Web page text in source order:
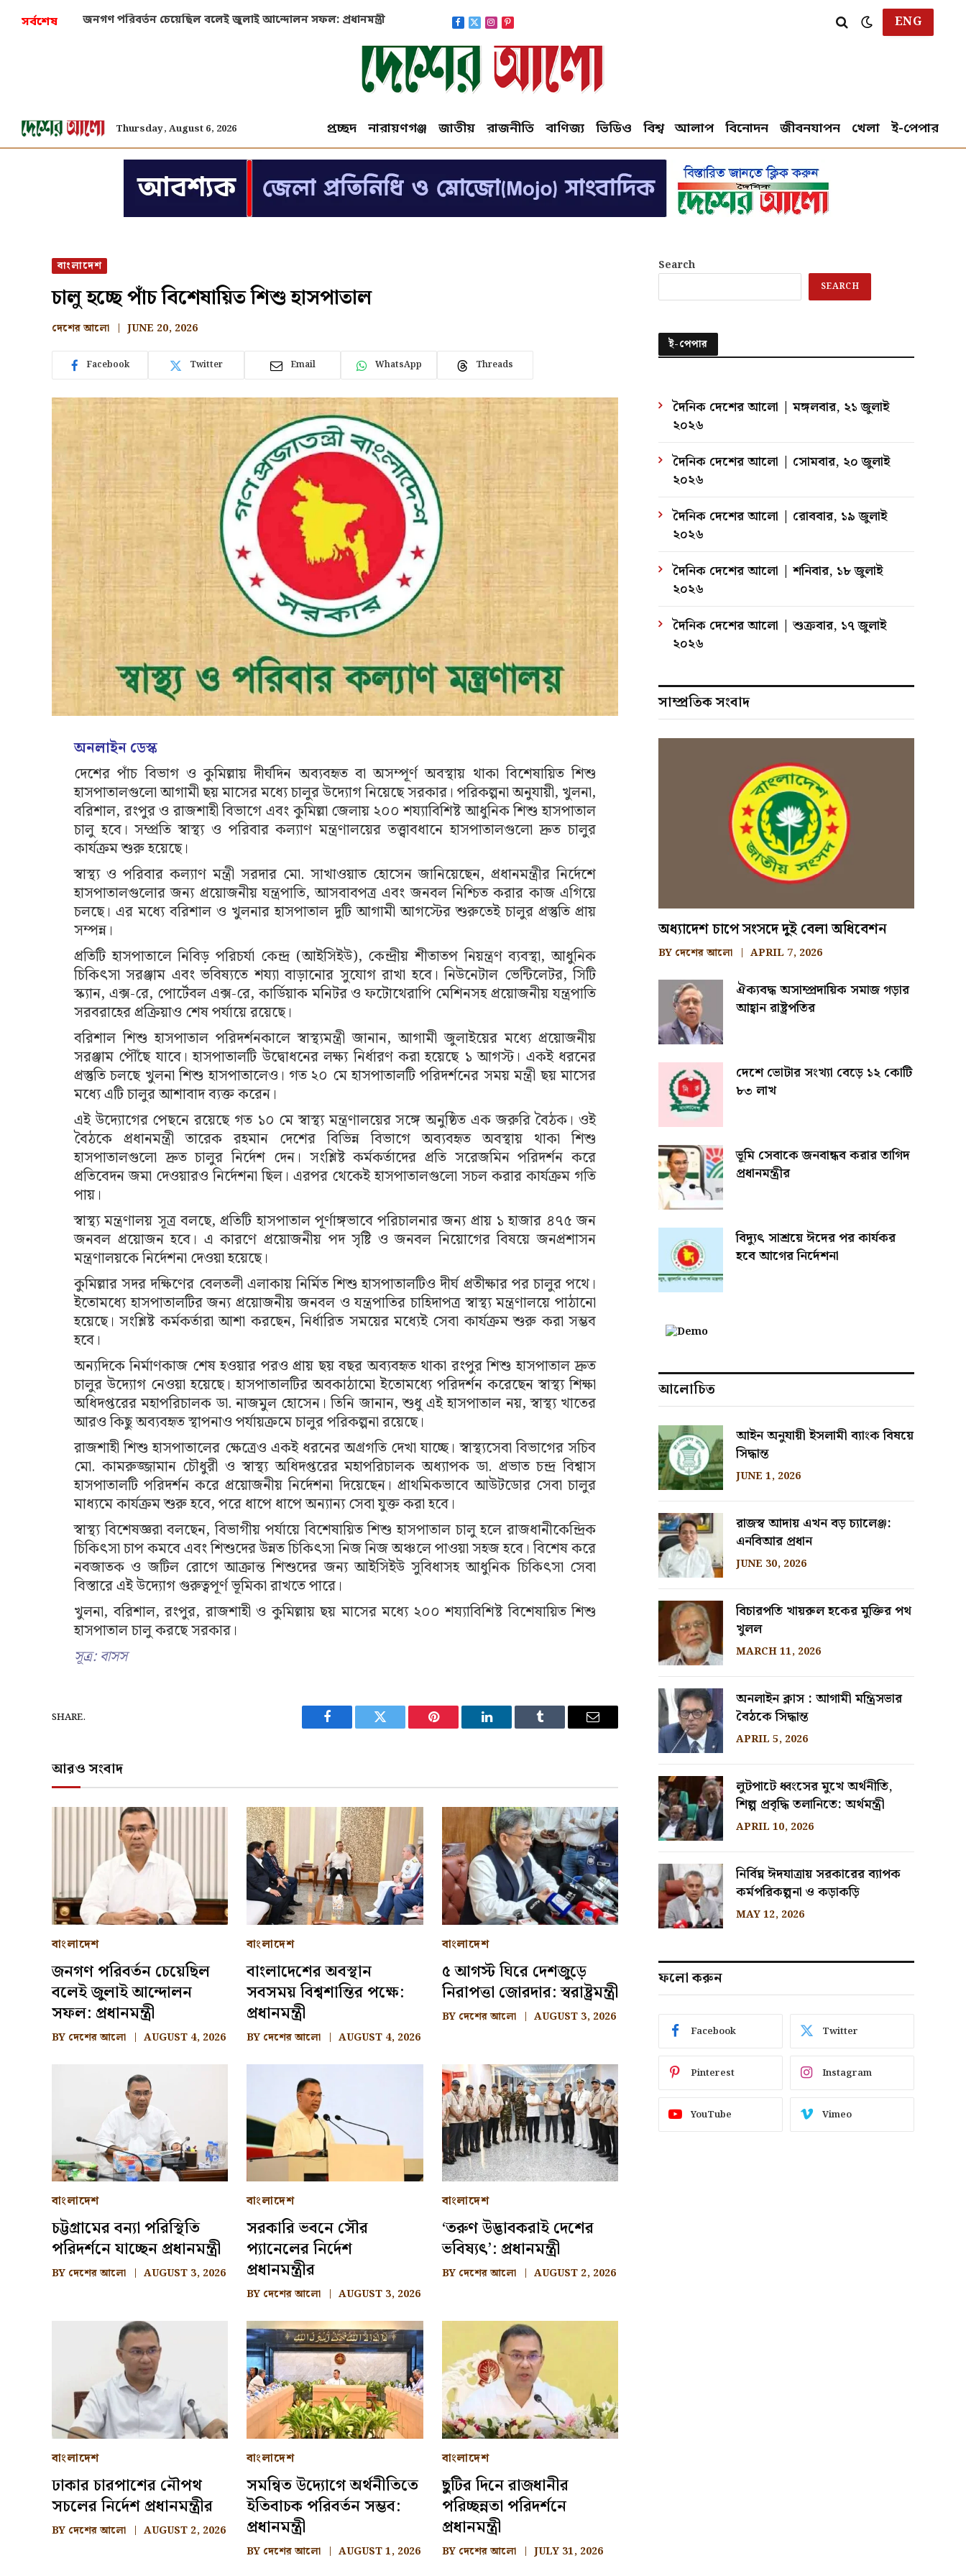
সর্বশেষ জনগণ পরিবর্তন চেয়েছিল বলেই জুলাই আন্দোলন সফল: প্রধানমন্ত্রী
Facebook
X
(Twitter)
Instagram
Pinterest ENG
Thursday, August 6, 2026 প্রচ্ছদ নারায়ণগঞ্জ জাতীয় রাজনীতি বাণিজ্য ভিডিও বিশ্ব আলাপ বিনোদন জীবনযাপন খেলা ই-পেপার
বাংলাদেশ
চালু হচ্ছে পাঁচ বিশেষায়িত শিশু হাসপাতাল
দেশের আলো JUNE 20, 2026
Facebook Twitter Email WhatsApp Threads
অনলাইন ডেস্ক
দেশের পাঁচ বিভাগ ও কুমিল্লায় দীর্ঘদিন অব্যবহৃত বা অসম্পূর্ণ অবস্থায় থাকা বিশেষায়িত শিশু
হাসপাতালগুলো আগামী ছয় মাসের মধ্যে চালুর উদ্যোগ নিয়েছে সরকার। পরিকল্পনা অনুযায়ী, খুলনা,
বরিশাল, রংপুর ও রাজশাহী বিভাগে এবং কুমিল্লা জেলায় ২০০ শয্যাবিশিষ্ট আধুনিক শিশু হাসপাতাল
চালু হবে। সম্প্রতি স্বাস্থ্য ও পরিবার কল্যাণ মন্ত্রণালয়ের তত্ত্বাবধানে হাসপাতালগুলো দ্রুত চালুর
কার্যক্রম শুরু হয়েছে।
স্বাস্থ্য ও পরিবার কল্যাণ মন্ত্রী সরদার মো. সাখাওয়াত হোসেন জানিয়েছেন, প্রধানমন্ত্রীর নির্দেশে
হাসপাতালগুলোর জন্য প্রয়োজনীয় যন্ত্রপাতি, আসবাবপত্র এবং জনবল নিশ্চিত করার কাজ এগিয়ে
চলছে। এর মধ্যে বরিশাল ও খুলনার হাসপাতাল দুটি আগামী আগস্টের শুরুতেই চালুর প্রস্তুতি প্রায়
সম্পন্ন।
প্রতিটি হাসপাতালে নিবিড় পরিচর্যা কেন্দ্র (আইসিইউ), কেন্দ্রীয় শীতাতপ নিয়ন্ত্রণ ব্যবস্থা, আধুনিক
চিকিৎসা সরঞ্জাম এবং ভবিষ্যতে শয্যা বাড়ানোর সুযোগ রাখা হবে। নিউনেটাল ভেন্টিলেটর, সিটি
স্ক্যান, এক্স-রে, পোর্টেবল এক্স-রে, কার্ডিয়াক মনিটর ও ফটোথেরাপি মেশিনসহ প্রয়োজনীয় যন্ত্রপাতি
সরবরাহের প্রক্রিয়াও শেষ পর্যায়ে রয়েছে।
বরিশাল শিশু হাসপাতাল পরিদর্শনকালে স্বাস্থ্যমন্ত্রী জানান, আগামী জুলাইয়ের মধ্যে প্রয়োজনীয়
সরঞ্জাম পৌঁছে যাবে। হাসপাতালটি উদ্বোধনের লক্ষ্য নির্ধারণ করা হয়েছে ১ আগস্ট। একই ধরনের
প্রস্তুতি চলছে খুলনা শিশু হাসপাতালেও। গত ২০ মে হাসপাতালটি পরিদর্শনের সময় মন্ত্রী ছয় মাসের
মধ্যে এটি চালুর আশাবাদ ব্যক্ত করেন।
এই উদ্যোগের পেছনে রয়েছে গত ১০ মে স্বাস্থ্য মন্ত্রণালয়ের সঙ্গে অনুষ্ঠিত এক জরুরি বৈঠক। ওই
বৈঠকে প্রধানমন্ত্রী তারেক রহমান দেশের বিভিন্ন বিভাগে অব্যবহৃত অবস্থায় থাকা শিশু
হাসপাতালগুলো দ্রুত চালুর নির্দেশ দেন। সংশ্লিষ্ট কর্মকর্তাদের প্রতি সরেজমিন পরিদর্শন করে
প্রতিবেদন জমা দেওয়ারও নির্দেশনা ছিল। এরপর থেকেই হাসপাতালগুলো সচল করার কার্যক্রম গতি
পায়।
স্বাস্থ্য মন্ত্রণালয় সূত্র বলছে, প্রতিটি হাসপাতাল পূর্ণাঙ্গভাবে পরিচালনার জন্য প্রায় ১ হাজার ৪৭৫ জন
জনবল প্রয়োজন হবে। এ কারণে প্রয়োজনীয় পদ সৃষ্টি ও জনবল নিয়োগের বিষয়ে জনপ্রশাসন
মন্ত্রণালয়কে নির্দেশনা দেওয়া হয়েছে।
কুমিল্লার সদর দক্ষিণের বেলতলী এলাকায় নির্মিত শিশু হাসপাতালটিও দীর্ঘ প্রতীক্ষার পর চালুর পথে।
ইতোমধ্যে হাসপাতালটির জন্য প্রয়োজনীয় জনবল ও যন্ত্রপাতির চাহিদাপত্র স্বাস্থ্য মন্ত্রণালয়ে পাঠানো
হয়েছে। সংশ্লিষ্ট কর্মকর্তারা আশা করছেন, নির্ধারিত সময়ের মধ্যেই সেবা কার্যক্রম শুরু করা সম্ভব
হবে।
অন্যদিকে নির্মাণকাজ শেষ হওয়ার পরও প্রায় ছয় বছর অব্যবহৃত থাকা রংপুর শিশু হাসপাতাল দ্রুত
চালুর উদ্যোগ নেওয়া হয়েছে। হাসপাতালটির অবকাঠামো ইতোমধ্যে পরিদর্শন করেছেন স্বাস্থ্য শিক্ষা
অধিদপ্তরের মহাপরিচালক ডা. নাজমুল হোসেন। তিনি জানান, শুধু এই হাসপাতাল নয়, স্বাস্থ্য খাতের
আরও কিছু অব্যবহৃত স্থাপনাও পর্যায়ক্রমে চালুর পরিকল্পনা রয়েছে।
রাজশাহী শিশু হাসপাতালের ক্ষেত্রেও একই ধরনের অগ্রগতি দেখা যাচ্ছে। স্বাস্থ্যসেবা বিভাগের সচিব
মো. কামরুজ্জামান চৌধুরী ও স্বাস্থ্য অধিদপ্তরের মহাপরিচালক অধ্যাপক ডা. প্রভাত চন্দ্র বিশ্বাস
হাসপাতালটি পরিদর্শন করে প্রয়োজনীয় নির্দেশনা দিয়েছেন। প্রাথমিকভাবে আউটডোর সেবা চালুর
মাধ্যমে কার্যক্রম শুরু হবে, পরে ধাপে ধাপে অন্যান্য সেবা যুক্ত করা হবে।
স্বাস্থ্য বিশেষজ্ঞরা বলছেন, বিভাগীয় পর্যায়ে বিশেষায়িত শিশু হাসপাতাল চালু হলে রাজধানীকেন্দ্রিক
চিকিৎসা চাপ কমবে এবং শিশুদের উন্নত চিকিৎসা নিজ নিজ অঞ্চলে পাওয়া সহজ হবে। বিশেষ করে
নবজাতক ও জটিল রোগে আক্রান্ত শিশুদের জন্য আইসিইউ সুবিধাসহ আধুনিক চিকিৎসা সেবা
বিস্তারে এই উদ্যোগ গুরুত্বপূর্ণ ভূমিকা রাখতে পারে।
খুলনা, বরিশাল, রংপুর, রাজশাহী ও কুমিল্লায় ছয় মাসের মধ্যে ২০০ শয্যাবিশিষ্ট বিশেষায়িত শিশু
হাসপাতাল চালু করছে সরকার।
সূত্র: বাসস
SHARE.
Facebook Twitter Pinterest LinkedIn Tumblr Email
আরও সংবাদ
বাংলাদেশ
জনগণ পরিবর্তন চেয়েছিল
বলেই জুলাই আন্দোলন
সফল: প্রধানমন্ত্রী
BY দেশের আলো AUGUST 4, 2026
বাংলাদেশ
বাংলাদেশের অবস্থান
সবসময় বিশ্বশান্তির পক্ষে:
প্রধানমন্ত্রী
BY দেশের আলো AUGUST 4, 2026
বাংলাদেশ
৫ আগস্ট ঘিরে দেশজুড়ে
নিরাপত্তা জোরদার: স্বরাষ্ট্রমন্ত্রী
BY দেশের আলো AUGUST 3, 2026
বাংলাদেশ
চট্টগ্রামের বন্যা পরিস্থিতি
পরিদর্শনে যাচ্ছেন প্রধানমন্ত্রী
BY দেশের আলো AUGUST 3, 2026
বাংলাদেশ
সরকারি ভবনে সৌর
প্যানেলের নির্দেশ
প্রধানমন্ত্রীর
BY দেশের আলো AUGUST 3, 2026
বাংলাদেশ
‘তরুণ উদ্ভাবকরাই দেশের
ভবিষ্যৎ’: প্রধানমন্ত্রী
BY দেশের আলো AUGUST 2, 2026
বাংলাদেশ
ঢাকার চারপাশের নৌপথ
সচলের নির্দেশ প্রধানমন্ত্রীর
BY দেশের আলো AUGUST 2, 2026
বাংলাদেশ
সমন্বিত উদ্যোগে অর্থনীতিতে
ইতিবাচক পরিবর্তন সম্ভব:
প্রধানমন্ত্রী
BY দেশের আলো AUGUST 1, 2026
বাংলাদেশ
ছুটির দিনে রাজধানীর
পরিচ্ছন্নতা পরিদর্শনে
প্রধানমন্ত্রী
BY দেশের আলো JULY 31, 2026
Search
SEARCH
ই-পেপার
দৈনিক দেশের আলো | মঙ্গলবার, ২১ জুলাই
২০২৬
দৈনিক দেশের আলো | সোমবার, ২০ জুলাই
২০২৬
দৈনিক দেশের আলো | রোববার, ১৯ জুলাই
২০২৬
দৈনিক দেশের আলো | শনিবার, ১৮ জুলাই
২০২৬
দৈনিক দেশের আলো | শুক্রবার, ১৭ জুলাই
২০২৬
সাম্প্রতিক সংবাদ
অধ্যাদেশ চাপে সংসদে দুই বেলা অধিবেশন
BY দেশের আলো APRIL 7, 2026
ঐক্যবদ্ধ অসাম্প্রদায়িক সমাজ গড়ার
আহ্বান রাষ্ট্রপতির
দেশে ভোটার সংখ্যা বেড়ে ১২ কোটি
৮৩ লাখ
ভূমি সেবাকে জনবান্ধব করার তাগিদ
প্রধানমন্ত্রীর
বিদ্যুৎ সাশ্রয়ে ঈদের পর কার্যকর
হবে আগের নির্দেশনা
আলোচিত
আইন অনুযায়ী ইসলামী ব্যাংক বিষয়ে
সিদ্ধান্ত
JUNE 1, 2026
রাজস্ব আদায় এখন বড় চ্যালেঞ্জ:
এনবিআর প্রধান
JUNE 30, 2026
বিচারপতি খায়রুল হকের মুক্তির পথ
খুলল
MARCH 11, 2026
অনলাইন ক্লাস : আগামী মন্ত্রিসভার
বৈঠকে সিদ্ধান্ত
APRIL 5, 2026
লুটপাটে ধ্বংসের মুখে অর্থনীতি,
শিল্প প্রবৃদ্ধি তলানিতে: অর্থমন্ত্রী
APRIL 10, 2026
নির্বিঘ্ন ঈদযাত্রায় সরকারের ব্যাপক
কর্মপরিকল্পনা ও কড়াকড়ি
MAY 12, 2026
ফলো করুন
Facebook Twitter
Pinterest Instagram
YouTube Vimeo